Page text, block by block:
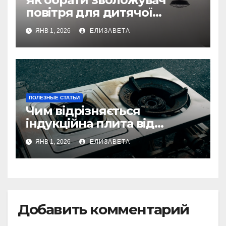
повітря для дитячої
кімнати
ЯНВ 1, 2026 ЕЛИЗАВЕТА
ПОЛЕЗНЫЕ СТАТЬИ
Чим відрізняється
індукційна плита від
електричної: переваги та
недоліки
ЯНВ 1, 2026 ЕЛИЗАВЕТА
Добавить комментарий